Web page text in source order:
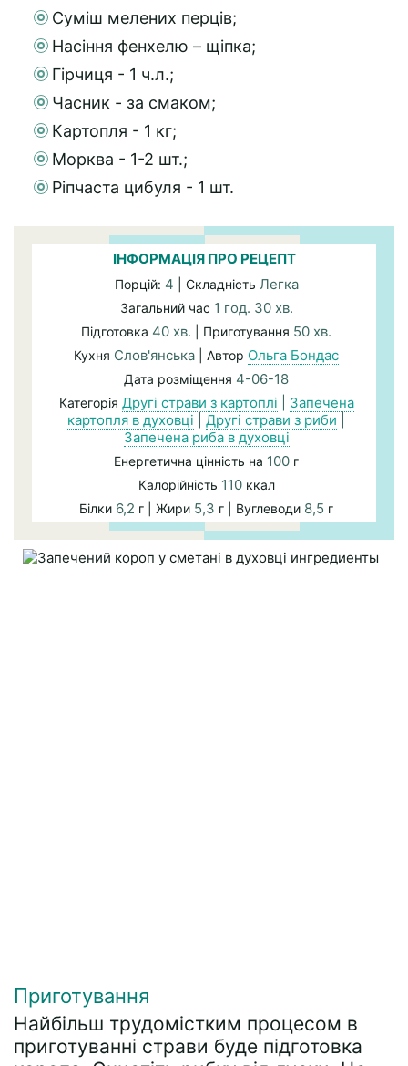
Суміш мелених перців;
Насіння фенхелю – щіпка;
Гірчиця - 1 ч.л.;
Часник - за смаком;
Картопля - 1 кг;
Морква - 1-2 шт.;
Ріпчаста цибуля - 1 шт.
ІНФОРМАЦІЯ ПРО РЕЦЕПТ
Порцій: 4 | Складність Легка
Загальний час 1 год. 30 хв.
Підготовка 40 хв. | Приготування 50 хв.
Кухня Слов'янська | Автор Ольга Бондас
Дата розміщення 4-06-18
Категорія Другі страви з картоплі
Запечена
картопля в духовці
Другі страви з риби
Запечена риба в духовці
Енергетична цінність на 100 г
Калорійність 110ккал
Білки 6,2 г | Жири 5,3 г | Вуглеводи 8,5 г
Приготування
Найбільш трудомістким процесом в
приготуванні страви буде підготовка